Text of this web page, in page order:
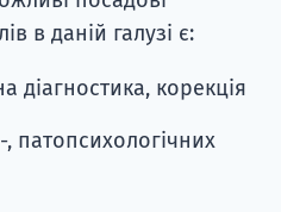
в даній галузі є:
діагностика, корекція
патопсихологічних